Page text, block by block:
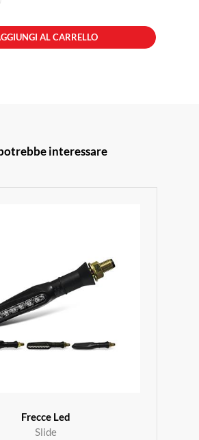
AL CARRELLO
interessare
Frecce Led
Slide